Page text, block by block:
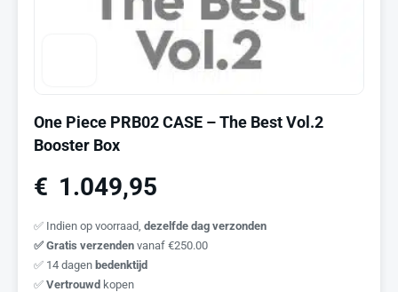
One Piece PRB02 CASE – The Best Vol.2
Booster Box
€ 1.049,95
✅ Indien op voorraad, dezelfde dag verzonden
✅ Gratis verzenden vanaf €250.00
✅ 14 dagen bedenktijd
✅ Vertrouwd kopen